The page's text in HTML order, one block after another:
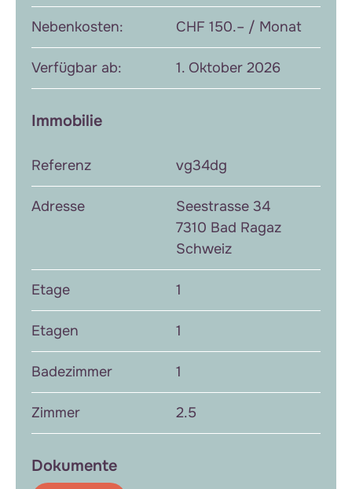
Nebenkosten: CHF 150.– / Monat
Verfügbar ab: 1. Oktober 2026
Immobilie
Referenz vg34dg
Adresse
Seestrasse 34
7310 Bad Ragaz
Schweiz
Etage 1
Etagen 1
Badezimmer 1
Zimmer 2.5
Dokumente